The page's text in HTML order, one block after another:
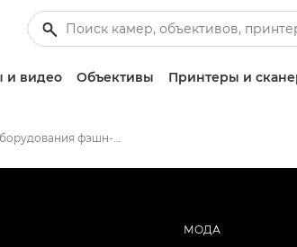
и видео Объективы Принтеры и
Обзор оборудования фэшн-фотографа
МОДА